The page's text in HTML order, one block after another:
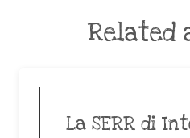
Related
La SERR di